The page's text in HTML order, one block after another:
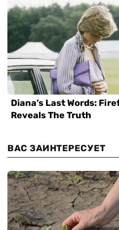
ВАС ЗАИНТЕРЕСУЕТ